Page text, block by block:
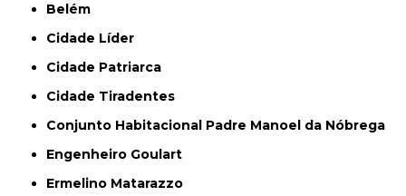
Belém
Cidade Líder
Cidade Patriarca
Cidade Tiradentes
Conjunto Habitacional Padre Manoel da Nóbrega
Engenheiro Goulart
Ermelino Matarazzo